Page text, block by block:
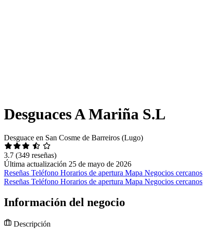
Desguaces A Mariña S.L
Desguace en San Cosme de Barreiros (Lugo)
3.7 (349 reseñas)
Última actualización 25 de mayo de 2026
Reseñas Teléfono Horarios de apertura Mapa Negocios cercanos
Reseñas Teléfono Horarios de apertura Mapa Negocios cercanos
Información del negocio
Descripción